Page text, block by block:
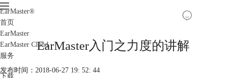
EarMaster®
首页
EarMaster
EarMaster Cloud
服务
下载
EarMaster入门之力度的讲解
发布时间：2018-06-27 19: 52: 44